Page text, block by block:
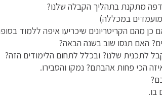
מתקנת בתהליך הקבלה שלנו?
במכללה)
מהם הקריטריונים שיכריעו איפה ללמוד
האם תנסו שוב בשנה הבאה?
לתכנית שלנו? ובכלל לתחום הלימודים הזה?
הכי פחות אהבתם? נמקו והסבירו.